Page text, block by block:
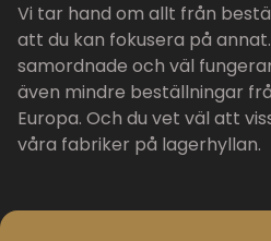
Vi tar hand om allt från
att du kan fokusera på
samordnade och väl
även mindre beställningar
Europa. Och du vet väl att
våra fabriker på lagerhyllan.